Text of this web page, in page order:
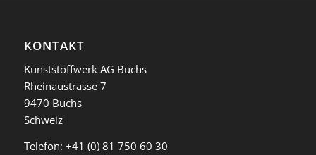
KONTAKT
Kunststoffwerk AG Buchs
Rheinaustrasse 7
9470 Buchs
Schweiz
Telefon: +41 (0) 81 750 60 30